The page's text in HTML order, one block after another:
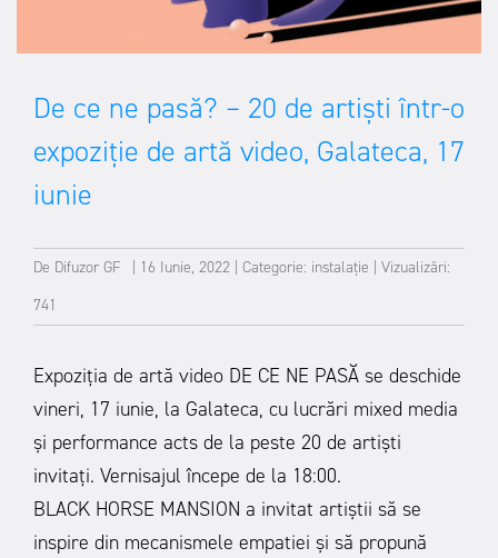
De ce ne pasă? – 20 de artiști într-o
expoziție de artă video, Galateca, 17
iunie
De Difuzor GF | 16 Iunie, 2022 | Categorie: instalație | Vizualizări:
741
Expoziția de artă video DE CE NE PASĂ se deschide
vineri, 17 iunie, la Galateca, cu lucrări mixed media
și performance acts de la peste 20 de artiști
invitați. Vernisajul începe de la 18:00.
BLACK HORSE MANSION a invitat artiștii să se
inspire din mecanismele empatiei și să propună